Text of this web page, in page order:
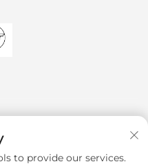
to provide our services.